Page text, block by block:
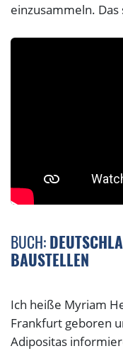
einzusammeln. Das
BUCH:
BAUSTELLEN
Ich heiße Myriam
Frankfurt geboren
Adipositas